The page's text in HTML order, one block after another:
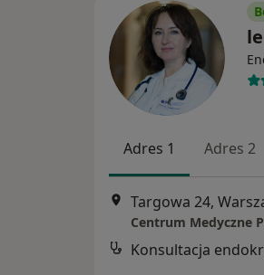
Adres 1 Adres 2
Targowa 24,
Konsultacja